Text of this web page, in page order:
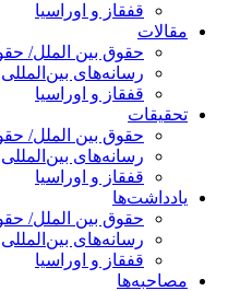
قفقاز و اوراسیا
مقالات
حقوق بین الملل/
رسانه‌های بین‌المللی
قفقاز و اوراسیا
تحقیقات
حقوق بین الملل/
رسانه‌های بین‌المللی
قفقاز و اوراسیا
یادداشت‌ها
حقوق بین الملل/
رسانه‌های بین‌المللی
قفقاز و اوراسیا
مصاحبه‌ها